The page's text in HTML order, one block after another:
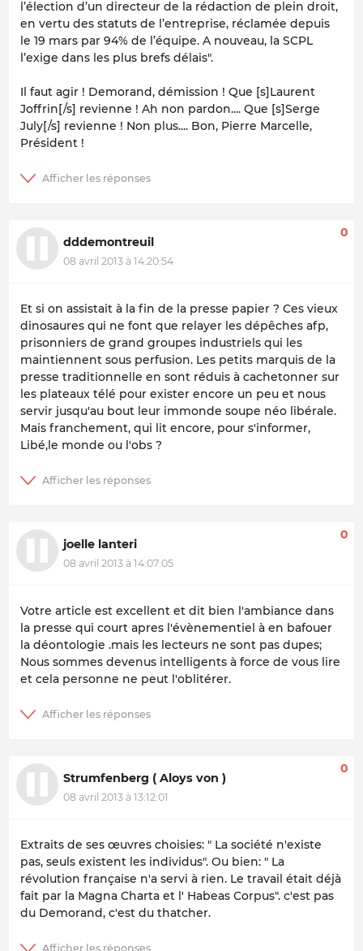
l’élection d’un directeur de la rédaction de plein droit,
en vertu des statuts de l’entreprise, réclamée depuis
le 19 mars par 94% de l’équipe. A nouveau, la SCPL
l’exige dans les plus brefs délais".
Il faut agir ! Demorand, démission ! Que [s]Laurent
Joffrin[/s] revienne ! Ah non pardon.... Que [s]Serge
July[/s] revienne ! Non plus.... Bon, Pierre Marcelle,
Président !
dddemontreuil
08 avril 2013 à 14:20:54
0
Et si on assistait à la fin de la presse papier ? Ces vieux
dinosaures qui ne font que relayer les dépêches afp,
prisonniers de grand groupes industriels qui les
maintiennent sous perfusion. Les petits marquis de la
presse traditionnelle en sont réduis à cachetonner sur
les plateaux télé pour exister encore un peu et nous
servir jusqu'au bout leur immonde soupe néo libérale.
Mais franchement, qui lit encore, pour s'informer,
Libé,le monde ou l'obs ?
joelle lanteri
08 avril 2013 à 14:07:05
0
Votre article est excellent et dit bien l'ambiance dans
la presse qui court apres l'évènementiel à en bafouer
la déontologie .mais les lecteurs ne sont pas dupes;
Nous sommes devenus intelligents à force de vous lire
et cela personne ne peut l'oblitérer.
Strumfenberg ( Aloys von )
08 avril 2013 à 13:12:01
0
Extraits de ses œuvres choisies: " La société n'existe
pas, seuls existent les individus". Ou bien: " La
révolution française n'a servi à rien. Le travail était déjà
fait par la Magna Charta et l' Habeas Corpus". c'est pas
du Demorand, c'est du thatcher.